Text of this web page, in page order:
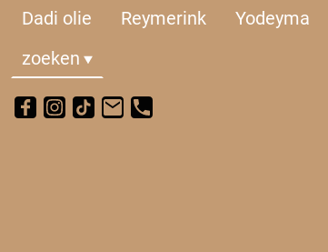
Dadi olie
Reymerink Yodeyma
zoeken